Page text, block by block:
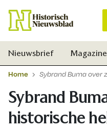
Nieuwsbrief Magazine
Home Sybrand Buma over
Sybrand
historische